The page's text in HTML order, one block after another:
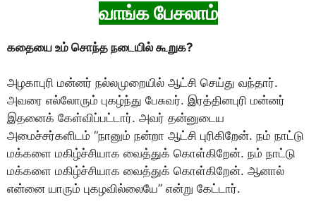
வாங்க பேசலாம்
கதையை உம் சொந்த நடையில் கூறுக?
அழகாபுரி மன்னர் நல்லமுறையில் ஆட்சி செய்து வந்தார்.
அவரை எல்லோரும் புகழ்ந்து பேசுவர். இரத்தினபுரி மன்னர்
இதனைக் கேள்விப்பட்டார். அவர் தன்னுடைய
அமைச்சர்களிடம் “நானும் நன்றா ஆட்சி புரிகிறேன். நம் நாட்டு
மக்களை மகிழ்ச்சியாக வைத்துக் கொள்கிறேன். நம் நாட்டு
மக்களை மகிழ்ச்சியாக வைத்துக் கொள்கிறேன். ஆனால்
என்னை யாரும் புகழவில்லையே” என்று கேட்டார்.